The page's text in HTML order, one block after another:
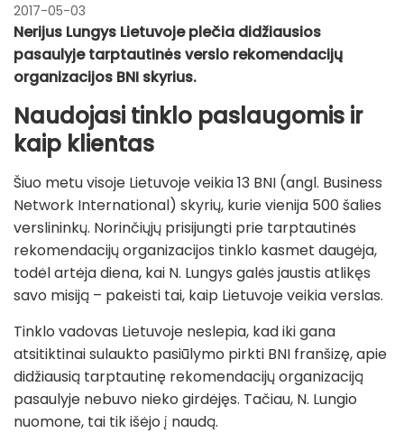
2017-05-03
Nerijus Lungys Lietuvoje plečia didžiausios
pasaulyje tarptautinės verslo rekomendacijų
organizacijos BNI skyrius.
Naudojasi tinklo paslaugomis ir
kaip klientas
Šiuo metu visoje Lietuvoje veikia 13 BNI (angl. Business
Network International) skyrių, kurie vienija 500 šalies
verslininkų. Norinčiųjų prisijungti prie tarptautinės
rekomendacijų organizacijos tinklo kasmet daugėja,
todėl artėja diena, kai N. Lungys galės jaustis atlikęs
savo misiją – pakeisti tai, kaip Lietuvoje veikia verslas.
Tinklo vadovas Lietuvoje neslepia, kad iki gana
atsitiktinai sulaukto pasiūlymo pirkti BNI franšizę, apie
didžiausią tarptautinę rekomendacijų organizaciją
pasaulyje nebuvo nieko girdėjęs. Tačiau, N. Lungio
nuomone, tai tik išėjo į naudą.